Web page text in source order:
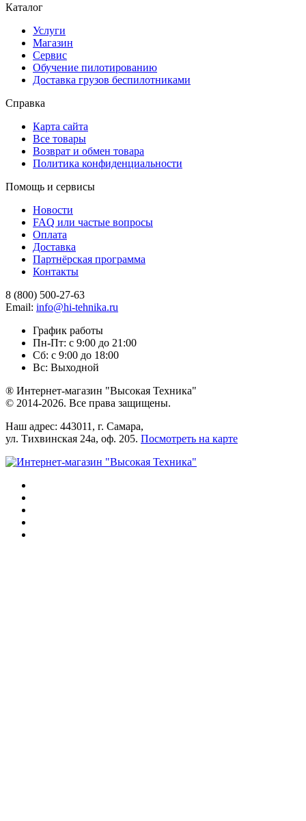
Каталог
Услуги
Магазин
Сервис
Обучение пилотированию
Доставка грузов беспилотниками
Справка
Карта сайта
Все товары
Возврат и обмен товара
Политика конфиденциальности
Помощь и сервисы
Новости
FAQ или частые вопросы
Оплата
Доставка
Партнёрская программа
Контакты
8 (800) 500-27-63
Email: info@hi-tehnika.ru
График работы
Пн-Пт: с 9:00 до 21:00
Сб: с 9:00 до 18:00
Вс: Выходной
® Интернет-магазин "Высокая Техника"
© 2014-2026. Все права защищены.
Наш адрес: 443011, г. Самара,
ул. Тихвинская 24а, оф. 205. Посмотреть на карте